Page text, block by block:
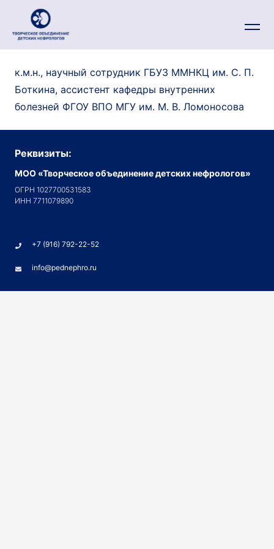
к.м.н., научный сотрудник ГБУЗ ММНКЦ им. С. П.
Боткина, ассистент кафедры внутренних
болезней ФГОУ ВПО МГУ им. М. В. Ломоносова
Реквизиты:
МОО «Творческое объединение детских нефрологов»
ОГРН 1027700531583
ИНН 7711079890
+7 (916) 792-22-52
info@pednephro.ru